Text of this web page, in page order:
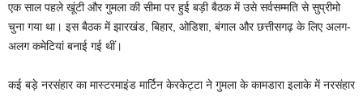
एक साल पहले खूंटी और गुमला की सीमा पर हुई बड़ी बैठक में उसे सर्वसम्मति से सुप्रीमो
चुना गया था। इस बैठक में झारखंड, बिहार, ओडिशा, बंगाल और छत्तीसगढ़ के लिए अलग-
अलग कमेटियां बनाई गई थीं।
कई बड़े नरसंहार का मास्टरमाइंड मार्टिन केरकेट्टा ने गुमला के कामडारा इलाके में नरसंहार